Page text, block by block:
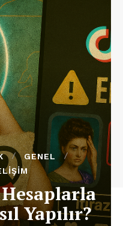
GENEL
Yapılır?